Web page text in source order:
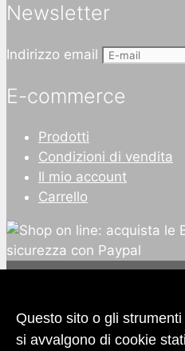
Newsletter
Indirizzo email
E-commerce
Prodotti
Condizioni di vendita
Il mio account
Carrello
Questo sito o gli
si avvalgono di cookie